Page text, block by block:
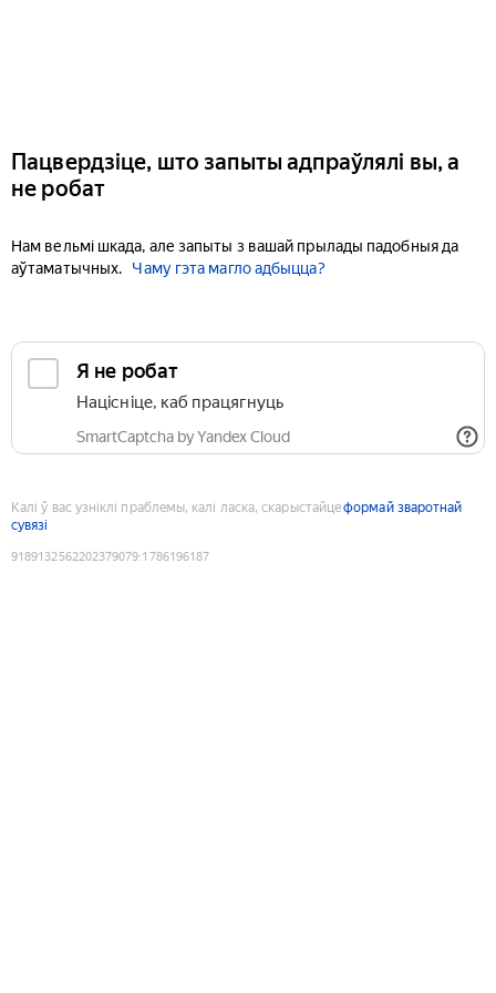
Пацвердзіце, што запыты адпраўлялі вы, а
не робат
Нам вельмі шкада, але запыты з вашай прылады падобныя да
аўтаматычных.
Чаму гэта магло адбыцца?
Я не робат
Націсніце, каб працягнуць
SmartCaptcha by Yandex Cloud
Калі ў вас узніклі праблемы, калі ласка, скарыстайцеформай зваротнай
сувязі
9189132562202379079:1786196187